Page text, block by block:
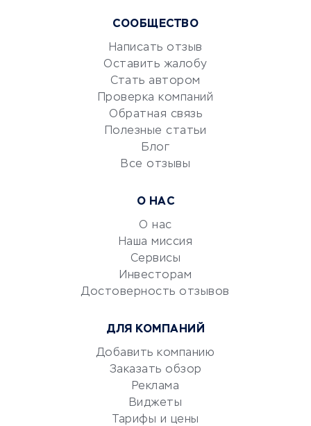
Маркетинг и продажи
Репетиторство
Красота и здоровье
Сервисы по поиску работы
Сетевой маркетинг
УСЛУГИ ДЛЯ БИЗНЕСА
документооборот
Консалтинговые компании
Аудиторские компании
Бухгалтерия онлайн
СООБЩЕСТВО
Написать отзыв
Оставить жалобу
Стать автором
Проверка компаний
Обратная связь
Полезные статьи
Блог
Все отзывы
О НАС
О нас
Наша миссия
Сервисы
Инвесторам
Достоверность отзывов
ДЛЯ КОМПАНИЙ
Добавить компанию
Заказать обзор
Реклама
Виджеты
Тарифы и цены